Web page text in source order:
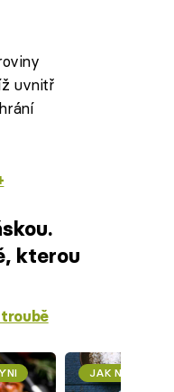
uvnitř
kterou
JAK NA TO -